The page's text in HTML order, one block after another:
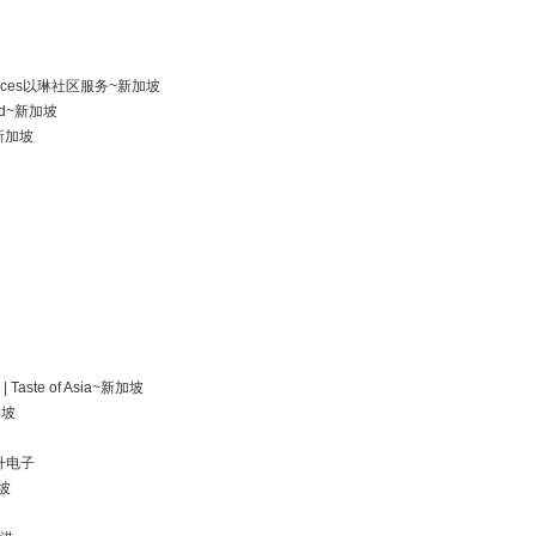
以琳社区服务~新加坡
新加坡
加坡
Taste of Asia~新加坡
电子